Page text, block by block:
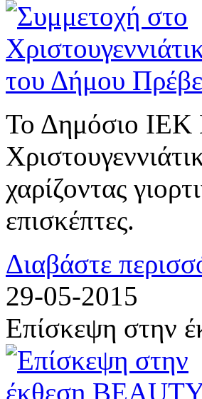
Το Δημόσιο ΙΕΚ
χαρίζοντας
επισκέπτες.
Διαβάστε
29-05-2015
Επίσκεψη στην